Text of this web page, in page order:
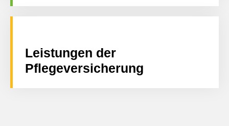
Leistungen der
Pflegeversicherung